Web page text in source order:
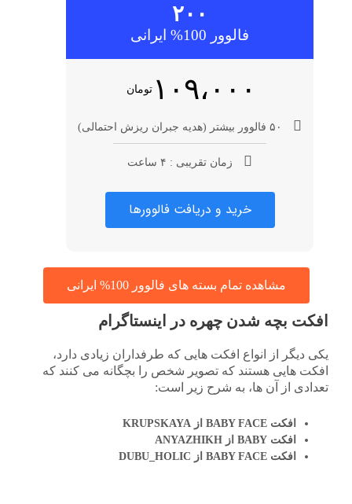
۲۰۰
فالوور 100% ایرانی
تومان۱۰۹،۰۰۰
۵۰ فالوور بیشتر (هدیه جبران ریزش احتمالی)
زمان تقریبی : ۴ ساعت
خرید و دریافت فالوورها
مشاهده تمام بسته های فالوور 100% ایرانی
افکت بچه شدن چهره در اینستاگرام
یکی دیگر از انواع افکت هایی که طرفداران زیادی دارد،
افکت هایی هستند که تصویر شخص را بچگانه می کنند که
تعدادی از آن ها، به شرح زیر است:
افکت BABY FACE از KRUPSKAYA
افکت BABY از ANYAZHIKH
افکت BABY FACE از DUBU_HOLIC